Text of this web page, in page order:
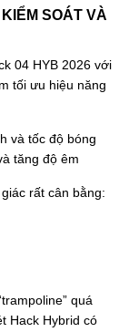
SOÁT VÀ
04 HYB 2026 với
tối ưu hiệu năng
và tốc độ bóng
tăng độ êm
rất cân bằng:
quá
Hack Hybrid có